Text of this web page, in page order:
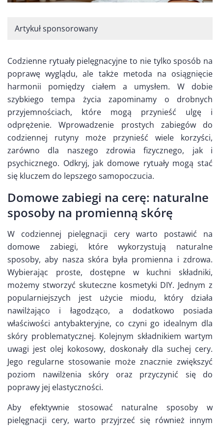
Artykuł sponsorowany
Codzienne rytuały pielęgnacyjne to nie tylko sposób na
poprawę wyglądu, ale także metoda na osiągnięcie
harmonii pomiędzy ciałem a umysłem. W dobie
szybkiego tempa życia zapominamy o drobnych
przyjemnościach, które mogą przynieść ulgę i
odprężenie. Wprowadzenie prostych zabiegów do
codziennej rutyny może przynieść wiele korzyści,
zarówno dla naszego zdrowia fizycznego, jak i
psychicznego. Odkryj, jak domowe rytuały mogą stać
się kluczem do lepszego samopoczucia.
Domowe zabiegi na cerę: naturalne
sposoby na promienną skórę
W codziennej pielęgnacji cery warto postawić na
domowe zabiegi, które wykorzystują naturalne
sposoby, aby nasza skóra była promienna i zdrowa.
Wybierając proste, dostępne w kuchni składniki,
możemy stworzyć skuteczne kosmetyki DIY. Jednym z
popularniejszych jest użycie miodu, który działa
nawilżająco i łagodząco, a dodatkowo posiada
właściwości antybakteryjne, co czyni go idealnym dla
skóry problematycznej. Kolejnym składnikiem wartym
uwagi jest olej kokosowy, doskonały dla suchej cery.
Jego regularne stosowanie może znacznie zwiększyć
poziom nawilżenia skóry oraz przyczynić się do
poprawy jej elastyczności.
Aby efektywnie stosować naturalne sposoby w
pielęgnacji cery, warto przyjrzeć się również innym